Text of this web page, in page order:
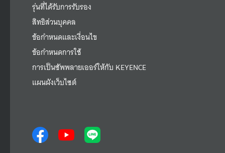
รุ่นที่ได้รับการรับรอง
สิทธิส่วนบุคคล
ข้อกำหนดและเงื่อนไข
ข้อกำหนดการใช้
การเป็นซัพพลายเออร์ให้กับ KEYENCE
แผนผังเว็บไซต์